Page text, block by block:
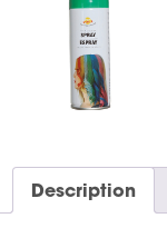
Description